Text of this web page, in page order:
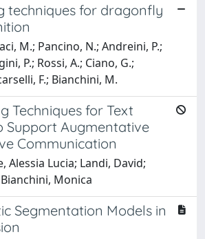
techniques for dragonfly
M.; Pancino, N.; Andreini, P.;
P.; Rossi, A.; Ciano, G.;
F.; Bianchini, M.
Techniques for Text
Support Augmentative
Communication
Alessia Lucia; Landi, David;
Monica
Segmentation Models in